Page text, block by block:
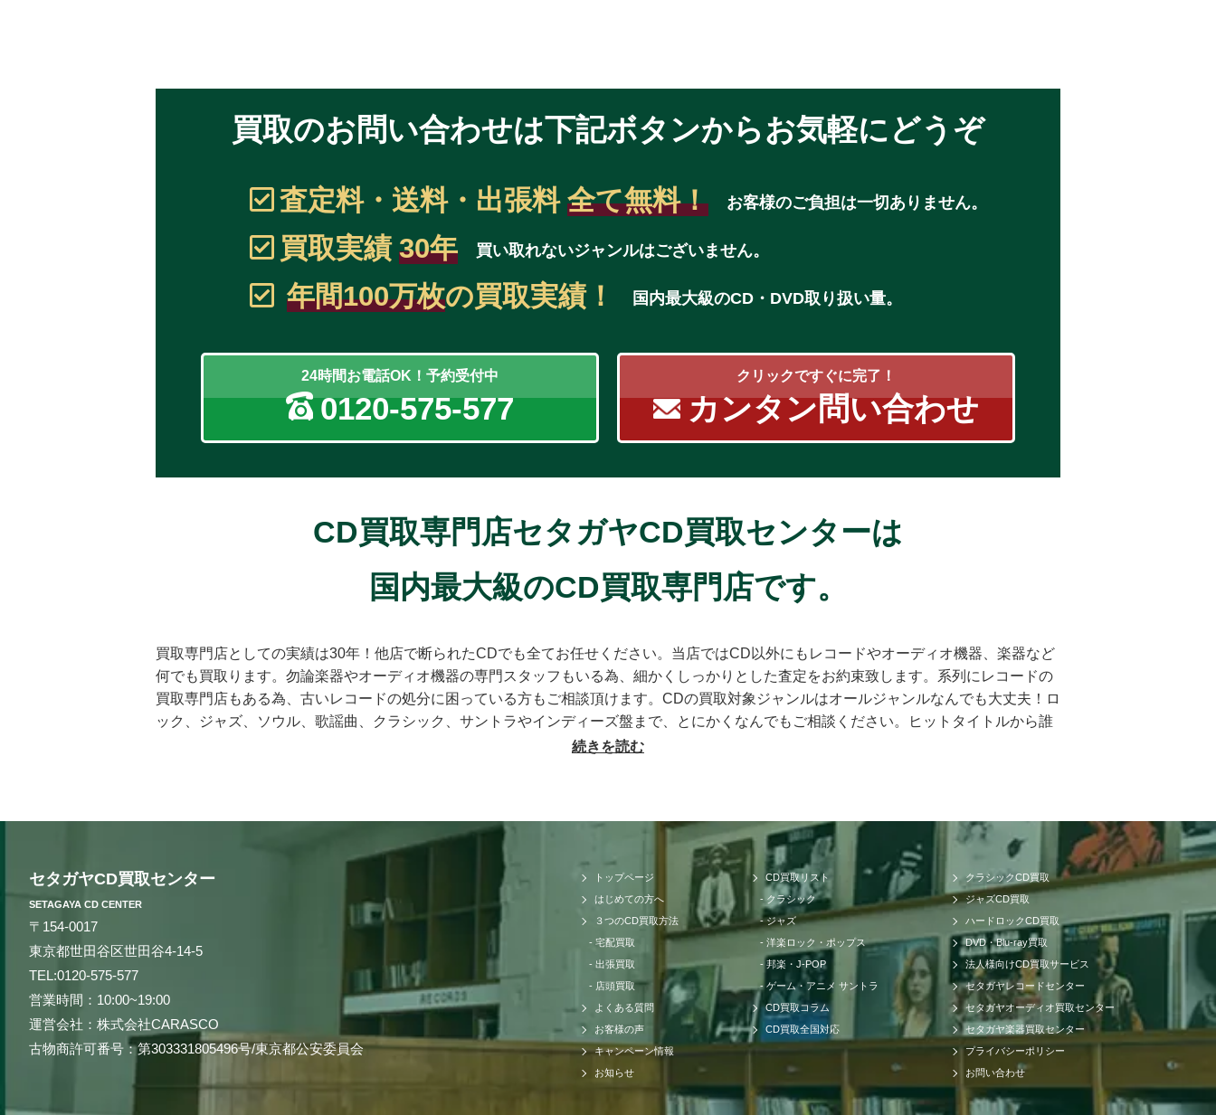
買取のお問い合わせは下記ボタンからお気軽にどうぞ
査定料・送料・出張料 全て無料！ お客様のご負担は一切ありません。
買取実績 30年 買い取れないジャンルはございません。
年間100万枚の買取実績！ 国内最大級のCD・DVD取り扱い量。
24時間お電話OK！予約受付中
0120-575-577
クリックですぐに完了！
カンタン問い合わせ
CD買取専門店セタガヤCD買取センターは
国内最大級のCD買取専門店です。
買取専門店としての実績は30年！他店で断られたCDでも全てお任せください。当店ではCD以外にもレコードやオーディオ機器、楽器など
何でも買取ります。勿論楽器やオーディオ機器の専門スタッフもいる為、細かくしっかりとした査定をお約束致します。系列にレコードの
買取専門店もある為、古いレコードの処分に困っている方もご相談頂けます。CDの買取対象ジャンルはオールジャンルなんでも大丈夫！ロ
ック、ジャズ、ソウル、歌謡曲、クラシック、サントラやインディーズ盤まで、とにかくなんでもご相談ください。ヒットタイトルから誰
も知らないマイナータイトルまで何でもお売りください。プレミアCDをどこよりも高く、ギリギリまで高額買取させて頂けるのはセタガヤ
相場は日々変動しています。それは国内だけではなく世界基準の価格相場でも同じです。当店では国内のネットワークだけでなく、アメリ
カやカナダ、イギリスなどの海外ネットワークも強く、日本では人気のないCDでも高く買取ることが可能です。業界トップの高価買取を実
現することができます。例えばクラシックのCDでも高音質盤か通常盤で全く値段が変わってきたり、ロックやポップス系CDで帯の形状や
製造年によって何十倍にも値段が変わる場合もあります。またそのパターンごとに海外相場の方が高いなど販売に関する最適ルートも様々
です。他店より1円でも高く買い取らせて頂く為に当店では日々最高価格でのお取引を続けております。CDを処分したい・売りたい・現金
化したいなど、お客様の様々なニーズに応えられるように、CD買取専門店セタガヤCD買取センターでは郵送買取、出張買取、店頭買取の
3つの買取方法をご用意しております。全ての買取方法において手数料を完全無料に設定しております。出張費、査定料、送料、振込手数
料など全て無料で買取にお客様のご負担は一切ございません。枚数やご内容に応じた全国出張や即日対応、即日払いも可能です。急にお金
が必要となった時、手持ちのCDを売ることでまとまった額が手に入る可能性もございます。CDと一緒にアンプ、スピーカーなどのオーデ
ィオや楽器・機材などもまとめて買取らせて頂く為に高級オーディオに関する深い知識を持ったスタッフも在籍しており確実に相場以上の
買取が可能です。大きな機材や大量のお品物、運び出しが大変な場合なども全て当店スタッフにお任せ頂ければラクラクです。ご希望頂け
ればご連絡頂いたその日の内にお伺いして運び出しまで完了することも可能です。他店に査定をお願いしたが納得できない査定額だった、
自宅まで来て大量のCDを処分してほしい、今日すぐに現金化したい、知識がなくてどうすればいいのか分からないなど、CD買取に関して
続きを読む
セタガヤCD買取センター
SETAGAYA CD CENTER
〒154-0017
東京都世田谷区世田谷4-14-5
TEL:0120-575-577
営業時間：10:00~19:00
運営会社：株式会社CARASCO
古物商許可番号：第303331805496号/東京都公安委員会
トップページ
はじめての方へ
３つのCD買取方法
宅配買取
出張買取
店頭買取
よくある質問
お客様の声
キャンペーン情報
お知らせ
CD買取リスト
クラシック
ジャズ
洋楽ロック・ポップス
邦楽・J-POP
ゲーム・アニメ サントラ
CD買取コラム
CD買取全国対応
クラシックCD買取
ジャズCD買取
ハードロックCD買取
DVD・Blu-ray買取
法人様向けCD買取サービス
セタガヤレコードセンター
セタガヤオーディオ買取センター
セタガヤ楽器買取センター
プライバシーポリシー
お問い合わせ